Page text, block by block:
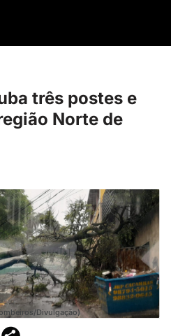
três postes e
Norte de
Divulgação)